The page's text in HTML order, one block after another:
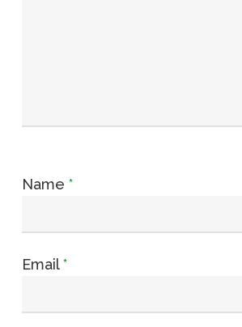
Name *
Email*